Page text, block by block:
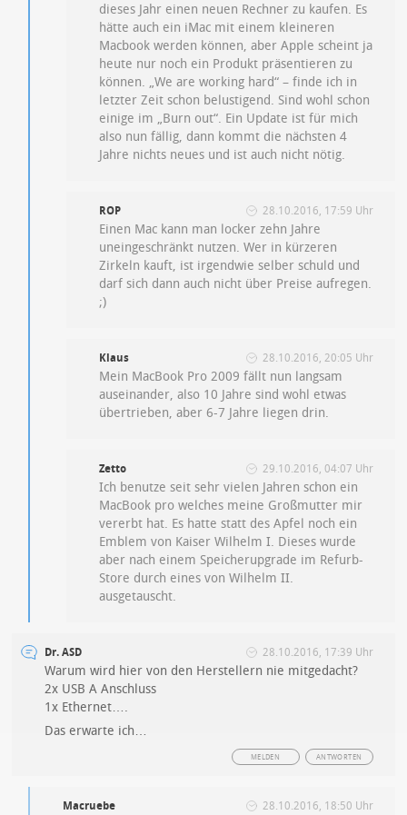
dieses Jahr einen neuen Rechner zu kaufen. Es
hätte auch ein iMac mit einem kleineren
Macbook werden können, aber Apple scheint ja
heute nur noch ein Produkt präsentieren zu
können. „We are working hard“ – finde ich in
letzter Zeit schon belustigend. Sind wohl schon
einige im „Burn out“. Ein Update ist für mich
also nun fällig, dann kommt die nächsten 4
Jahre nichts neues und ist auch nicht nötig.
ROP 28.10.2016, 17:59 Uhr
Einen Mac kann man locker zehn Jahre
uneingeschränkt nutzen. Wer in kürzeren
Zirkeln kauft, ist irgendwie selber schuld und
darf sich dann auch nicht über Preise aufregen.
;)
Klaus 28.10.2016, 20:05 Uhr
Mein MacBook Pro 2009 fällt nun langsam
auseinander, also 10 Jahre sind wohl etwas
übertrieben, aber 6-7 Jahre liegen drin.
Zetto 29.10.2016, 04:07 Uhr
Ich benutze seit sehr vielen Jahren schon ein
MacBook pro welches meine Großmutter mir
vererbt hat. Es hatte statt des Apfel noch ein
Emblem von Kaiser Wilhelm I. Dieses wurde
aber nach einem Speicherupgrade im Refurb-
Store durch eines von Wilhelm II.
ausgetauscht.
Dr. ASD 28.10.2016, 17:39 Uhr
Warum wird hier von den Herstellern nie mitgedacht?
2x USB A Anschluss
1x Ethernet….
Das erwarte ich…
ANTWORTEN
MELDEN
Macruebe 28.10.2016, 18:50 Uhr